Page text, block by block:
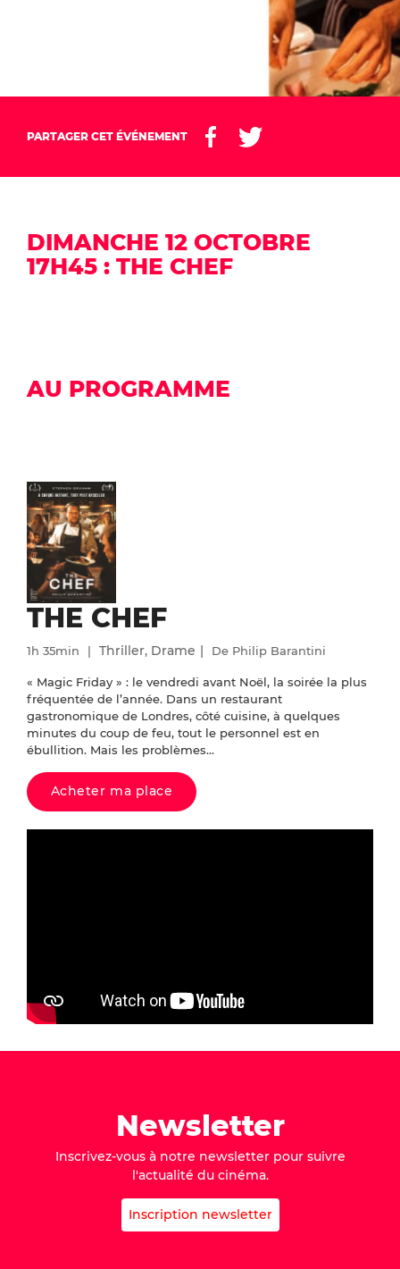
PARTAGER CET ÉVÉNEMENT
DIMANCHE 12 OCTOBRE
17H45 : THE CHEF
AU PROGRAMME
THE CHEF
1h 35min Thriller, Drame De Philip Barantini
« Magic Friday » : le vendredi avant Noël, la soirée la plus
fréquentée de l’année. Dans un restaurant
gastronomique de Londres, côté cuisine, à quelques
minutes du coup de feu, tout le personnel est en
ébullition. Mais les problèmes...
Acheter ma place
Newsletter
Inscrivez-vous à notre newsletter pour suivre
l'actualité du cinéma.
Inscription newsletter